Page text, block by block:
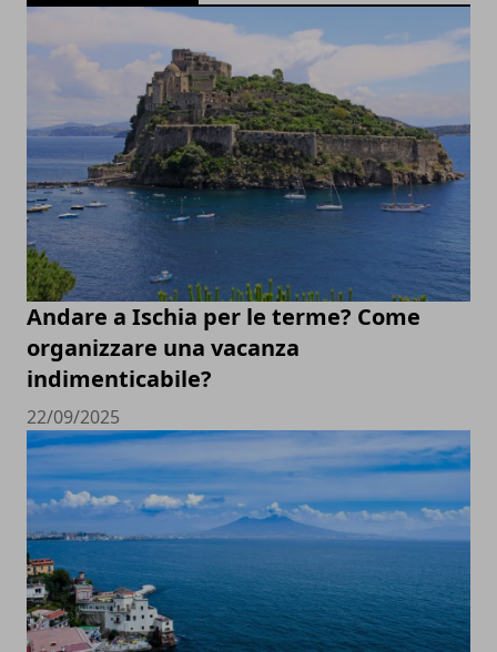
Andare a Ischia per le terme? Come
organizzare una vacanza
indimenticabile?
22/09/2025